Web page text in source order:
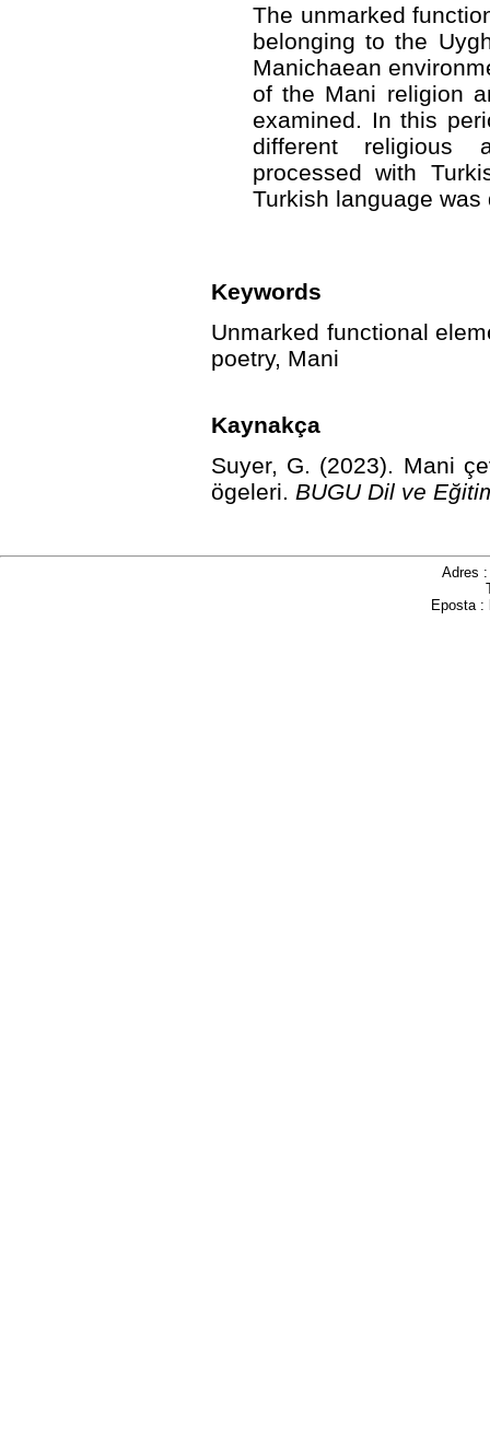
The unmarked
belonging to the
Manichaean
of the Mani religion
examined. In this
different religious
processed with
Turkish language was
Keywords
Unmarked functional
poetry, Mani
Kaynakça
Suyer, G. (2023). Mani
ögeleri. BUGU Dil ve
Adres
Eposta :